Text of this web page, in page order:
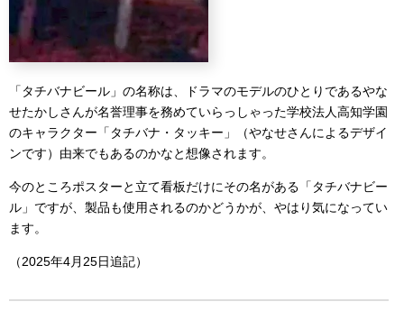
「タチバナビール」の名称は、ドラマのモデルのひとりであるやな
せたかしさんが名誉理事を務めていらっしゃった学校法人高知学園
のキャラクター「タチバナ・タッキー」（やなせさんによるデザイ
ンです）由来でもあるのかなと想像されます。
今のところポスターと立て看板だけにその名がある「タチバナビー
ル」ですが、製品も使用されるのかどうかが、やはり気になってい
ます。
（2025年4月25日追記）